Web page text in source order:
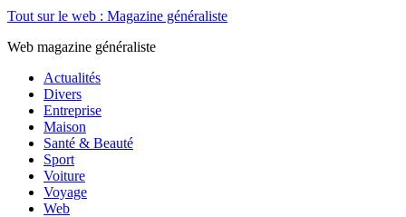
Tout sur le web : Magazine généraliste
Web magazine généraliste
Actualités
Divers
Entreprise
Maison
Santé & Beauté
Sport
Voiture
Voyage
Web